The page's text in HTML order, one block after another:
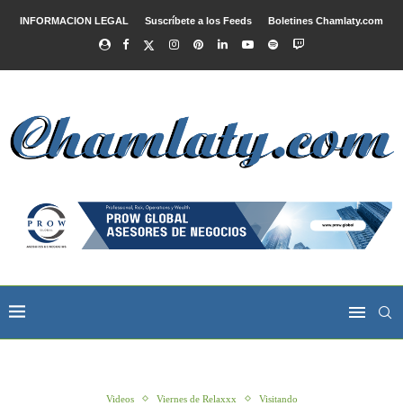
INFORMACION LEGAL Suscríbete a los Feeds Boletines Chamlaty.com
Videos Viernes de Relaxxx Visitando